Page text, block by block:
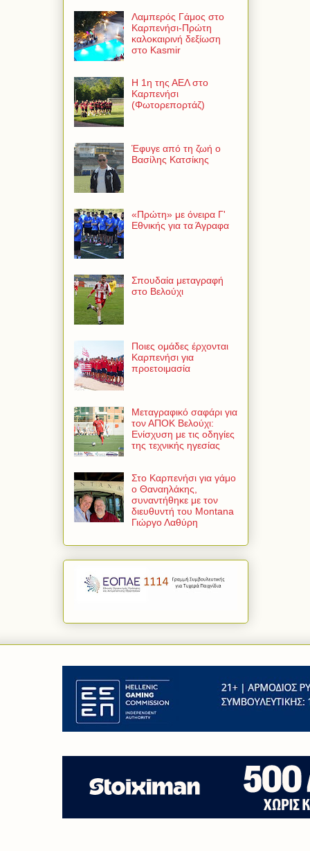
Λαμπερός Γάμος στο
Καρπενήσι-Πρώτη
καλοκαιρινή δεξίωση
στο Kasmir
Η 1η της ΑΕΛ στο
Καρπενήσι
(Φωτορεπορτάζ)
Έφυγε από τη ζωή ο
Βασίλης Κατσίκης
«Πρώτη» με όνειρα Γ'
Εθνικής για τα Άγραφα
Σπουδαία μεταγραφή
στο Βελούχι
Ποιες ομάδες έρχονται
Καρπενήσι για
προετοιμασία
Μεταγραφικό σαφάρι για
τον ΑΠΟΚ Βελούχι:
Ενίσχυση με τις οδηγίες
της τεχνικής ηγεσίας
Στο Καρπενήσι για γάμο
ο Θαναηλάκης,
συναντήθηκε με τον
διευθυντή του Montana
Γιώργο Λαθύρη